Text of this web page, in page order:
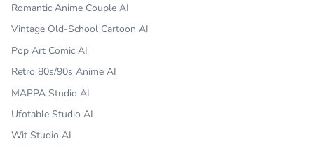
Romantic Anime Couple AI
Vintage Old-School Cartoon AI
Pop Art Comic AI
Retro 80s/90s Anime AI
MAPPA Studio AI
Ufotable Studio AI
Wit Studio AI